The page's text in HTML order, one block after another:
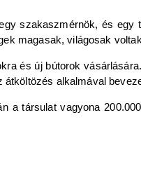
szakaszmérnök, és egy
magasak, világosak
és új bútorok
alkalmával
a társulat vagyona